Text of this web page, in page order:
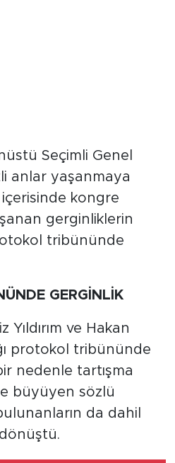
Seçimli Genel
anlar yaşanmaya
kongre
gerginliklerin
tribününde
GERGİNLİK
Yıldırım ve Hakan
protokol tribününde
nedenle tartışma
büyüyen sözlü
da dahil